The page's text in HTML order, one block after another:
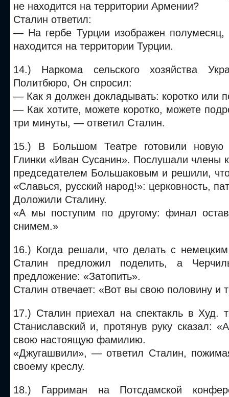
не находится на территории Армении?
Сталин ответил:
— На гербе Турции изображен
находится на территории Турции.
14.) Наркома сельского хозяйства
Политбюро, Он спросил:
— Как я должен докладывать: коротко или
— Как хотите, можете коротко, можете
три минуты, — ответил Сталин.
15.) В Большом Театре готовили новую
Глинки «Иван Сусанин». Послушали члены
председателем Большаковым и решили,
«Славься, русский народ!»: церковность,
Доложили Сталину.
«А мы поступим по другому: финал
снимем.»
16.) Когда решали, что делать с
Сталин предложил поделить, а
предложение: «Затопить».
Сталин отвечает: «Вот вы свою половину и
17.) Сталин приехал на спектакль в Худ.
Станиславский и, протянув руку сказал:
свою настоящую фамилию.
«Джугашвили», — ответил Сталин,
своему креслу.
18.) Гарриман на Потсдамской